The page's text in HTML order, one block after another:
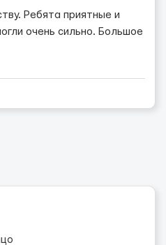
Ребята приятные и
очень сильно. Большое